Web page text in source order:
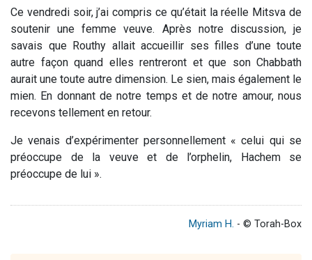
Ce vendredi soir, j’ai compris ce qu’était la réelle Mitsva de
soutenir une femme veuve. Après notre discussion, je
savais que Routhy allait accueillir ses filles d’une toute
autre façon quand elles rentreront et que son Chabbath
aurait une toute autre dimension. Le sien, mais également le
mien. En donnant de notre temps et de notre amour, nous
recevons tellement en retour.
Je venais d’expérimenter personnellement « celui qui se
préoccupe de la veuve et de l’orphelin, Hachem se
préoccupe de lui ».
Myriam H. - © Torah-Box